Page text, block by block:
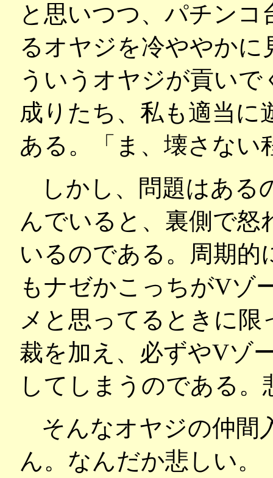
と思いつつ、パチン
るオヤジを冷ややか
ういうオヤジが貢い
成りたち、私も適当
ある。「ま、壊さない
しかし、問題はある
んでいると、裏側で
いるのである。周期
もナゼかこっちがVゾ
メと思ってるときに
裁を加え、必ずやVゾ
してしまうのである。
そんなオヤジの仲間
ん。なんだか悲しい。